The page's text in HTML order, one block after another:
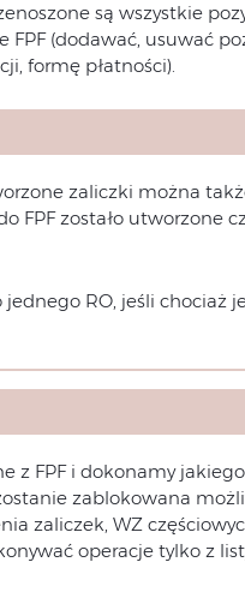
są wszystkie
(dodawać, usuwać
formę płatności).
zaliczki można
FPF zostało utworzone
RO, jeśli chociaż
z FPF i dokonamy
zablokowana
zaliczek, WZ
operacje tylko z